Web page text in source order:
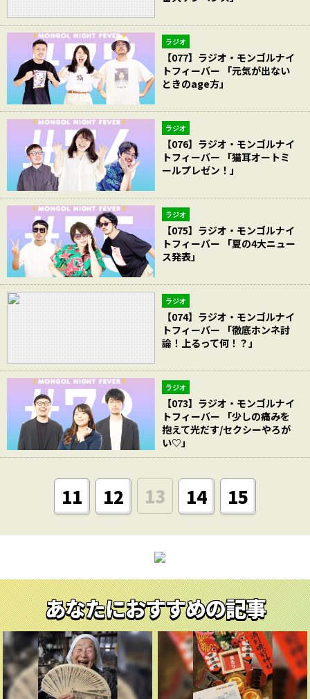
ラジオ
【077】ラジオ・モンゴルナイ
トフィーバー 「元気が出ない
ときのage方」
ラジオ
【076】ラジオ・モンゴルナイ
トフィーバー 「猫耳オートミ
ールプレゼン！」
ラジオ
【075】ラジオ・モンゴルナイ
トフィーバー 「夏の4大ニュー
ス発表」
ラジオ
【074】ラジオ・モンゴルナイ
トフィーバー 「徹底ホンネ討
論！上るって何！？」
ラジオ
【073】ラジオ・モンゴルナイ
トフィーバー 「少しの痛みを
抱えて光だす/セクシーやろが
い♡」
11 12 13 14 15
あなたにおすすめの記事